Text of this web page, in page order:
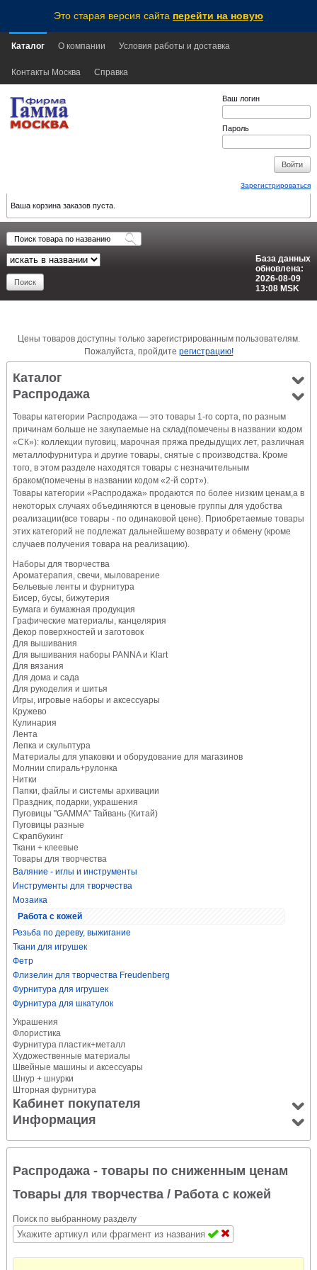
Это старая версия сайта перейти на новую
Каталог О компании Условия работы и доставка
Контакты Москва Справка
Ваш логин
Пароль
Зарегистрироваться
Ваша корзина заказов пуста.
База данных
обновлена:
2026-08-09
13:08 MSK
Цены товаров доступны только зарегистрированным пользователям.
Пожалуйста, пройдите регистрацию!
Каталог
Распродажа
Товары категории Распродажа — это товары 1-го сорта, по разным
причинам больше не закупаемые на склад(помечены в названии кодом
«СК»): коллекции пуговиц, марочная пряжа предыдущих лет, различная
металлофурнитура и другие товары, снятые с производства. Кроме
того, в этом разделе находятся товары с незначительным
браком(помечены в названии кодом «2-й сорт»).
Товары категории «Распродажа» продаются по более низким ценам,а в
некоторых случаях объединяются в ценовые группы для удобства
реализации(все товары - по одинаковой цене). Приобретаемые товары
этих категорий не подлежат дальнейшему возврату и обмену (кроме
случаев получения товара на реализацию).
Наборы для творчества
Ароматерапия, свечи, мыловарение
Бельевые ленты и фурнитура
Бисер, бусы, бижутерия
Бумага и бумажная продукция
Графические материалы, канцелярия
Декор поверхностей и заготовок
Для вышивания
Для вышивания наборы PANNA и Klart
Для вязания
Для дома и сада
Для рукоделия и шитья
Игры, игровые наборы и аксессуары
Кружево
Кулинария
Лента
Лепка и скульптура
Материалы для упаковки и оборудование для магазинов
Молнии спираль+рулонка
Нитки
Папки, файлы и системы архивации
Праздник, подарки, украшения
Пуговицы "GAMMA" Тайвань (Китай)
Пуговицы разные
Скрапбукинг
Ткани + клеевые
Товары для творчества
Валяние - иглы и инструменты
Инструменты для творчества
Мозаика
Работа с кожей
Резьба по дереву, выжигание
Ткани для игрушек
Фетр
Флизелин для творчества Freudenberg
Фурнитура для игрушек
Фурнитура для шкатулок
Украшения
Флористика
Фурнитура пластик+металл
Художественные материалы
Швейные машины и аксессуары
Шнур + шнурки
Шторная фурнитура
Кабинет покупателя
Информация
Распродажа - товары по сниженным ценам
Товары для творчества / Работа с кожей
Поиск по выбранному разделу